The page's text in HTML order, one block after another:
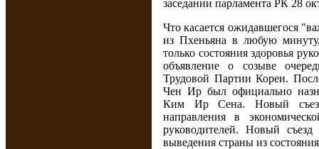
заседании парламента РК 28
Что касается ожидавшегося
из Пхеньяна в любую
только состояния здоровья
объявление о созыве
Трудовой Партии Кореи.
Чен Ир был официально
Ким Ир Сена. Новый
направления в
руководителей. Новый
выведения страны из